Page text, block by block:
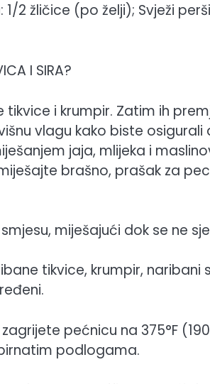
2 žličice (po želji); Svježi
I SIRA?
i krumpir. Zatim ih
vlagu kako biste osigurali
jaja, mlijeka i
brašno, prašak za
miješajući dok se ne
tikvice, krumpir, naribani
pećnicu na 375°F
podlogama.